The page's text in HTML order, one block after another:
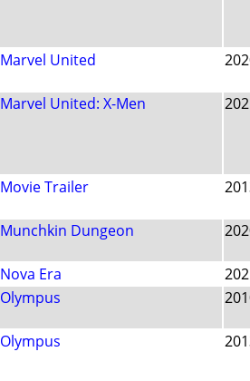
Marvel United
Marvel United: X-Men
Movie Trailer
Munchkin Dungeon
Nova Era
Olympus
Olympus